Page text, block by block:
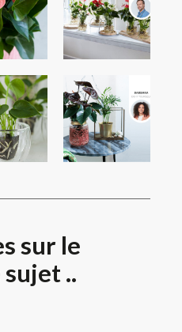
sur le
..